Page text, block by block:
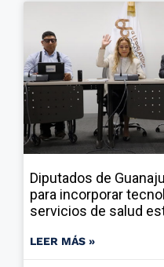
Diputados de
para incorporar
servicios de salud
LEER MÁS »